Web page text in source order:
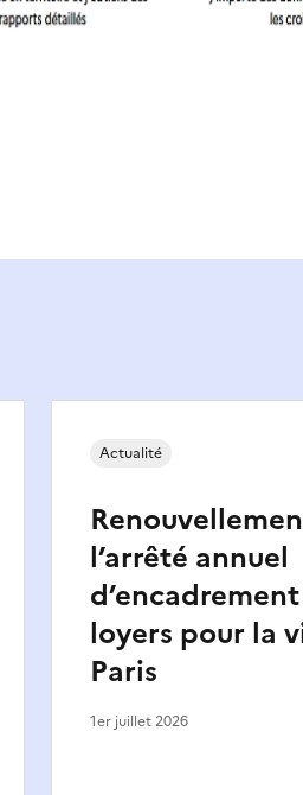
l’arrêté annuel
loyers pour la
Paris
Actualité
1er juillet 2026